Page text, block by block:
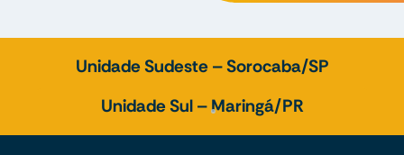
Unidade Sudeste – Sorocaba/SP
Unidade Sul – Maringá/PR